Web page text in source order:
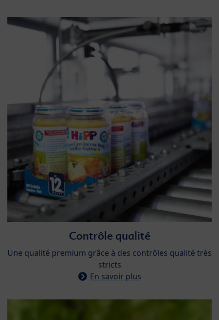
Contrôle qualité​
​Une qualité premium grâce à des contrôles qualité très
stricts
En savoir plus